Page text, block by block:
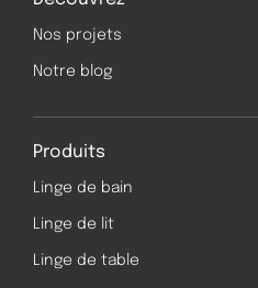
Nos projets
Notre blog
Produits
Linge de bain
Linge de lit
Linge de table